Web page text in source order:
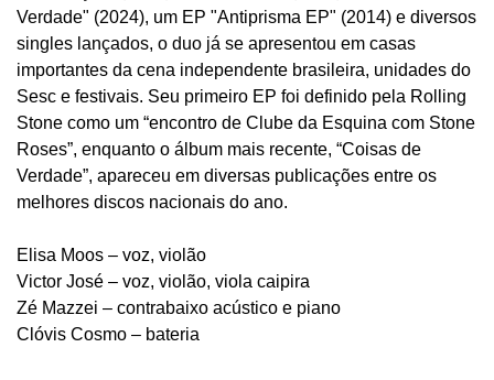
Verdade" (2024), um EP "Antiprisma EP" (2014) e diversos
singles lançados, o duo já se apresentou em casas
importantes da cena independente brasileira, unidades do
Sesc e festivais. Seu primeiro EP foi definido pela Rolling
Stone como um “encontro de Clube da Esquina com Stone
Roses”, enquanto o álbum mais recente, “Coisas de
Verdade”, apareceu em diversas publicações entre os
melhores discos nacionais do ano.
Elisa Moos – voz, violão
Victor José – voz, violão, viola caipira
Zé Mazzei – contrabaixo acústico e piano
Clóvis Cosmo – bateria